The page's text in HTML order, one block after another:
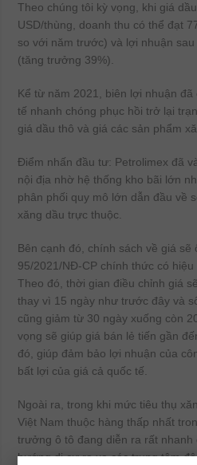
Theo chúng tôi kỳ vọng, khi giá
USD/thùng, doanh thu có thể đạt
so với năm trước) và lợi nhuận
(tăng trưởng 39%).
Kể từ năm 2021, biên lợi nhuận
tế nhanh chóng phục hồi trở lại
giá dầu thô và giá các sản phẩm
Điểm nhấn đầu tư: Petrolimex đã
nội địa nhờ hệ thống kho bãi lớn
phân phối quy mô lớn dẫn đầu về
xăng dầu trực thuộc.
Bên cạnh đó, chính sách về giá sẽ
95/2021/NĐ-CP chính thức có
Theo đó, thời gian điều chỉnh giá
thay vì 15 ngày như trước đây và
cũng giảm từ 30 ngày xuống còn
vọng sẽ giúp giá bán lẻ tiến gần
đó, giúp đảm bảo lợi nhuận của
bất lợi của giá cả quốc tế.
Ngoài ra, trong khi mức tiêu thụ
Việt Nam thuộc hàng thấp nhất
trưởng ô tô đang diễn ra rất
hướng di cư ra xa các trung tâm